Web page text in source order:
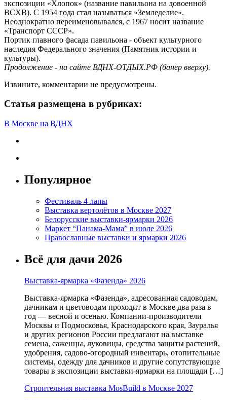
экспозиции «Хлопок» (название павильона на довоенной
ВСХВ). С 1954 года стал называться «Земледелие».
Неоднократно переименовывался, с 1967 носит название
«Транспорт СССР».
Портик главного фасада павильона - объект культурного
наследия Федерального значения (Памятник истории и
культуры).
Продолжение - на сайте ВДНХ-ОТДЫХ.РФ (банер вверху).
Извините, комментарии не предусмотрены.
Статья размещена в рубриках:
В Москве на ВДНХ
Популярное
Фестиваль 4 лапы
Выставка вертолётов в Москве 2027
Белорусские выставки-ярмарки 2026
Маркет “Панама-Мама” в июле 2026
Православные выставки и ярмарки 2026
Всё для дачи 2026
Выставка-ярмарка «Фазенда» 2026
Выставка-ярмарка «Фазенда», адресованная садоводам,
дачникам и цветоводам проходит в Москве два раза в
год — весной и осенью. Компании-производители
Москвы и Подмосковья, Краснодарского края, Зауралья
и других регионов России предлагают на выставке
семена, саженцы, луковицы, средства защиты растений,
удобрения, садово-огородный инвентарь, отопительные
системы, одежду для дачников и другие сопутствующие
товары в экспозиции выставки-ярмарки на площади […]
Строительная выставка MosBuild в Москве 2027